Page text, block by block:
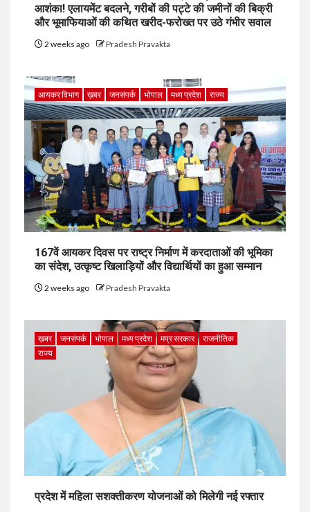
आशंका! एलायमेंट बदलने, गरीबों की पट्टे की जमीनों की बिक्री
और भूमाफियाओं की कथित खरीद-फरोख्त पर उठे गंभीर सवाल
2 weeks ago Pradesh Pravakta
आयकर विभाग ख़बर जनसंपर्क भोपाल मध्य प्रदेश राज्य
167वें आयकर दिवस पर राष्ट्र निर्माण में करदाताओं की भूमिका
का संदेश, उत्कृष्ट खिलाड़ियों और विद्यार्थियों का हुआ सम्मान
2 weeks ago Pradesh Pravakta
ख़बर जनसंपर्क भोपाल मध्य प्रदेश मप्र सरकार
राजनीतिक
राज्य
प्रदेश में महिला सशक्तीकरण योजनाओं को मिलेगी नई रफ्तार